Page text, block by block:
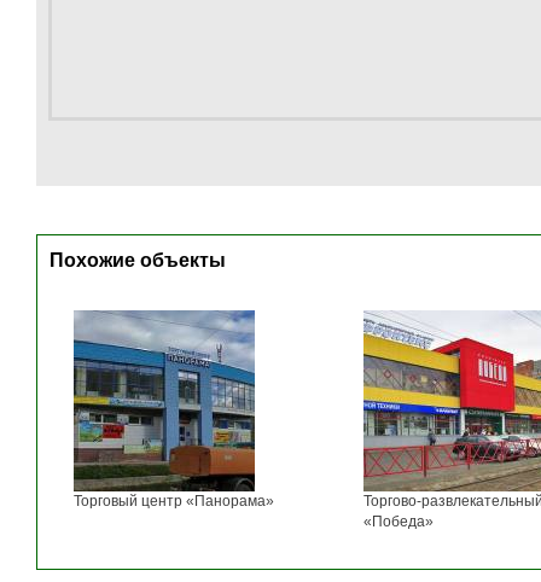
Похожие объекты
Торговый центр «Панорама»
Торгово-
«Победа»